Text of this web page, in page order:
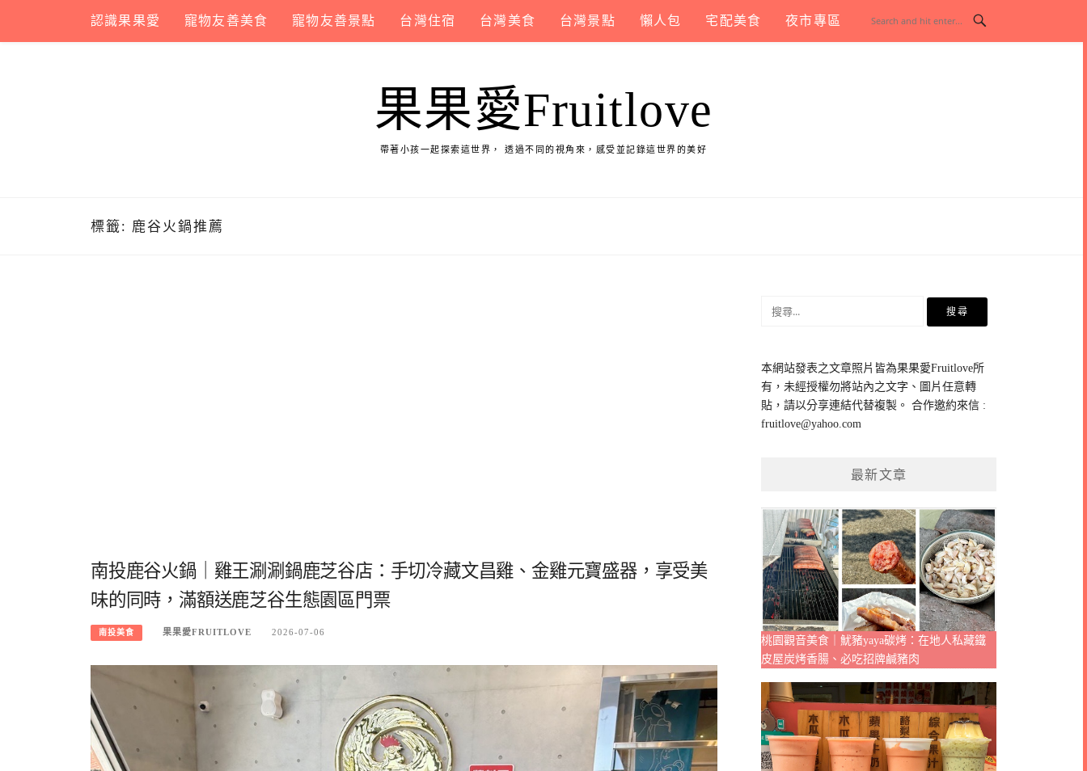
content
認識果果愛 寵物友善美食 寵物友善景點 台灣住宿 台灣美食 台灣景點 懶人包 宅配美食 夜市專區
果果愛Fruitlove
帶著小孩一起探索這世界， 透過不同的視角來，感受並記錄這世界的美好
標籤: 鹿谷火鍋推薦
南投鹿谷火鍋｜雞王涮涮鍋鹿芝谷店：手切冷藏文昌雞、金雞元寶盛器，享受美
味的同時，滿額送鹿芝谷生態園區門票
南投美食 果果愛FRUITLOVE 2026-07-06
鍵
字:
本網站發表之文章照片皆為果果愛Fruitlove所
有，未經授權勿將站內之文字、圖片任意轉
貼，請以分享連結代替複製。 合作邀約來信 :
fruitlove@yahoo.com
最新文章
桃園觀音美食｜魷豬yaya碳烤：在地人私藏鐵
皮屋炭烤香腸、必吃招牌鹹豬肉